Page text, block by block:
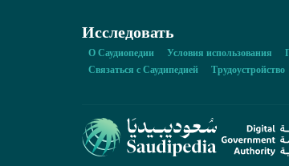
Исследовать
О Саудиопедии Условия использования
Связаться с Саудипедией
Трудоустройство